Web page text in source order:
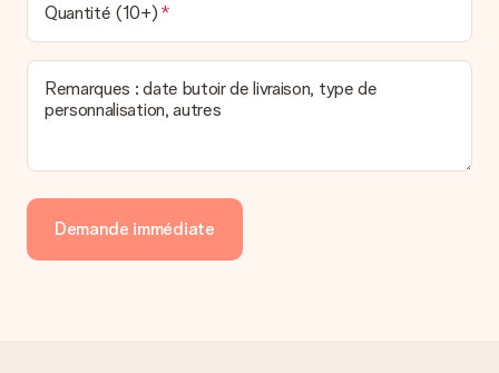
Nous déplorons le fait que votre cadeau ne vous plaise pas.
Vous pouvez dans ce cas contacter notre service client qui
La facture est-elle envoyée avec le cadeau ?
Nous n’envoyons pas de facture avec le cadeau. Nous vous
personnel MySurprise. Vous pouvez ainsi être tranquille et
envoyer directement le cadeau à l’heureux destinataire, pour
un véritable effet surprise !
Quantité (10+)
Remarques : date butoir de livraison, type de
personnalisation, autres
Demande immédiate